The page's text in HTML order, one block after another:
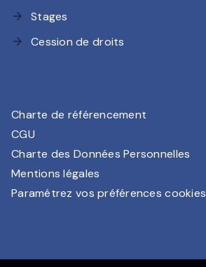
arrow_forward Stages
arrow_forward Cession de droits
Charte de référencement
CGU
Charte des Données Personnelles
Mentions légales
Paramétrez vos préférences cookies